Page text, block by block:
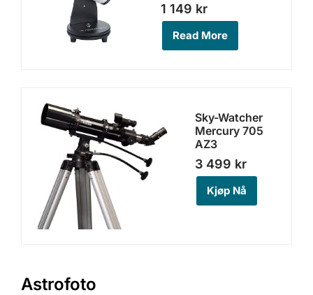
1 149 kr
Read More
Sky-Watcher
Mercury 705
AZ3
3 499 kr
Kjøp Nå
Astrofoto